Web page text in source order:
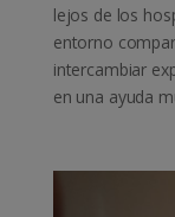
lejos de los
entorno
intercambiar
en una ayuda